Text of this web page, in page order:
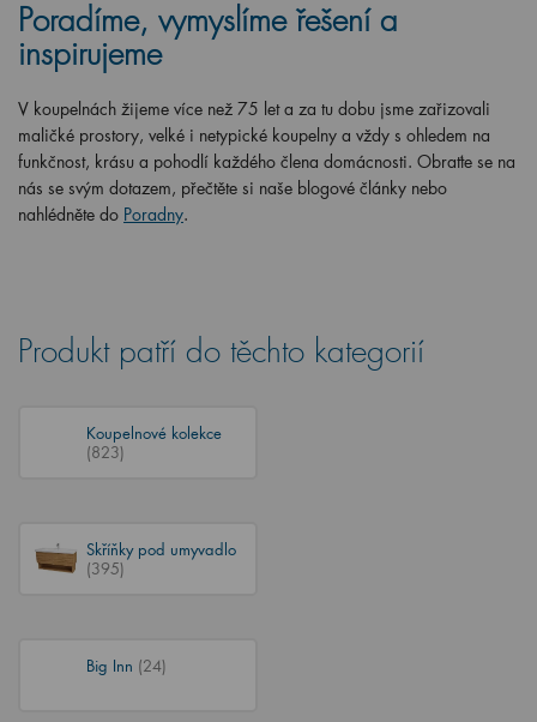
Poradíme, vymyslíme řešení a
inspirujeme
V koupelnách žijeme více než 75 let a za tu dobu jsme zařizovali
maličké prostory, velké i netypické koupelny a vždy s ohledem na
funkčnost, krásu a pohodlí každého člena domácnosti. Obraťte se na
nás se svým dotazem, přečtěte si naše blogové články nebo
nahlédněte do Poradny.
Produkt patří do těchto kategorií
Koupelnové kolekce
(823)
Skříňky pod umyvadlo
(395)
Big Inn (24)